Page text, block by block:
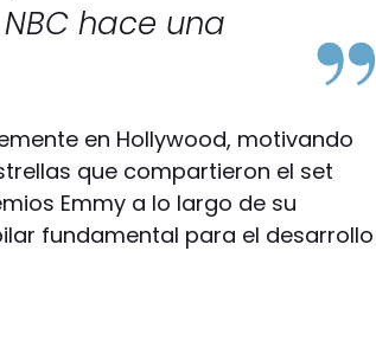
hace una
en Hollywood, motivando
que compartieron el set
Emmy a lo largo de su
fundamental para el desarrollo